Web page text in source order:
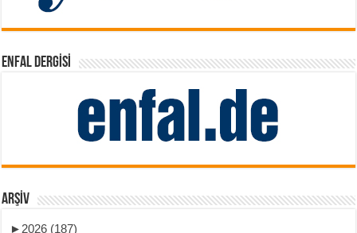
ENFAL DERGISI
ARŞIV
► 2026 (187)